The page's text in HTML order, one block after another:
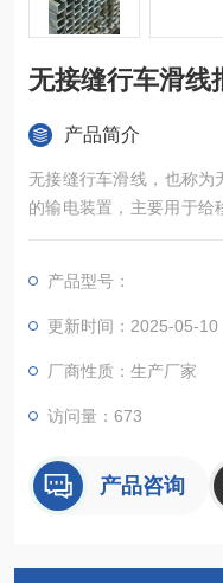
无接缝行车滑线
产品简介
无接缝行车滑线‌，也称为
的输电装置，主要用于给
省时，运行平稳且速度快
产品型号：
更新时间：2025-05-10
厂商性质：生产厂家
访问量：673
产品咨询